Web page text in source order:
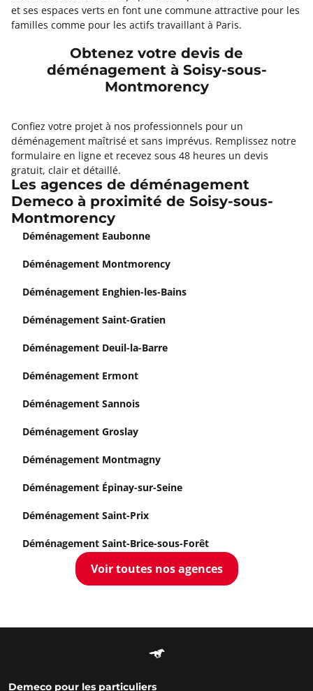
et ses espaces verts en font une commune attractive pour les
familles comme pour les actifs travaillant à Paris.
Obtenez votre devis de
déménagement à Soisy-sous-
Montmorency
Confiez votre projet à nos professionnels pour un
déménagement maîtrisé et sans imprévus. Remplissez notre
formulaire en ligne et recevez sous 48 heures un devis
gratuit, clair et détaillé.
Les agences de déménagement
Demeco à proximité de Soisy-sous-
Montmorency
Déménagement Eaubonne
Déménagement Montmorency
Déménagement Enghien-les-Bains
Déménagement Saint-Gratien
Déménagement Deuil-la-Barre
Déménagement Ermont
Déménagement Sannois
Déménagement Groslay
Déménagement Montmagny
Déménagement Épinay-sur-Seine
Déménagement Saint-Prix
Déménagement Saint-Brice-sous-Forêt
Voir toutes nos agences
Demeco pour les particuliers